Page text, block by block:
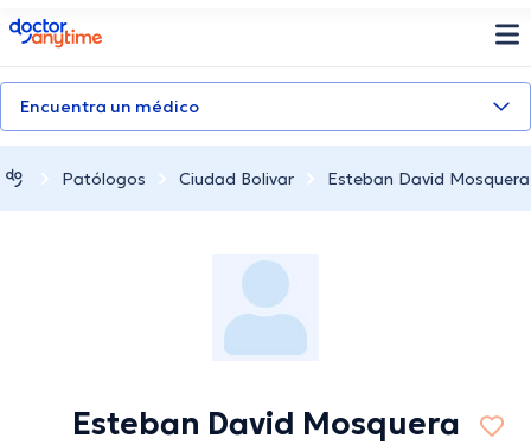
doctoranytime
Encuentra un médico
Patólogos Ciudad Bolivar Esteban David
Esteban David Mosquera